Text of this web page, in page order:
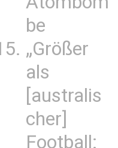
be
„Größer
als
[australis
cher]
Football: